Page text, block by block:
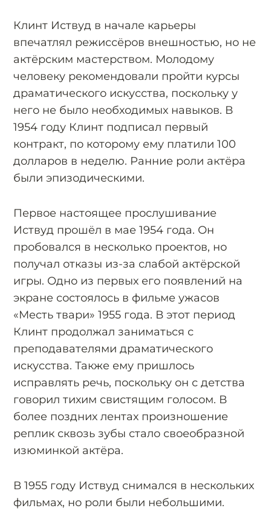
Клинт Иствуд в начале карьеры
впечатлял режиссёров внешностью, но не
актёрским мастерством. Молодому
человеку рекомендовали пройти курсы
драматического искусства, поскольку у
него не было необходимых навыков. В
1954 году Клинт подписал первый
контракт, по которому ему платили 100
долларов в неделю. Ранние роли актёра
были эпизодическими.
Первое настоящее прослушивание
Иствуд прошёл в мае 1954 года. Он
пробовался в несколько проектов, но
получал отказы из-за слабой актёрской
игры. Одно из первых его появлений на
экране состоялось в фильме ужасов
«Месть твари» 1955 года. В этот период
Клинт продолжал заниматься с
преподавателями драматического
искусства. Также ему пришлось
исправлять речь, поскольку он с детства
говорил тихим свистящим голосом. В
более поздних лентах произношение
реплик сквозь зубы стало своеобразной
изюминкой актёра.
В 1955 году Иствуд снимался в нескольких
фильмах, но роли были небольшими.